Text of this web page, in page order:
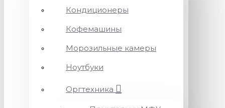
Кондиционеры
Кофемашины
Морозильные камеры
Ноутбуки
Оргтехника